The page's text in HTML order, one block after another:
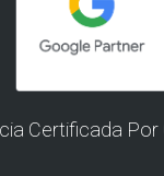
Certificada Por